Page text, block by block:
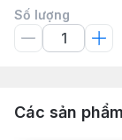
Số lượng
Các sản